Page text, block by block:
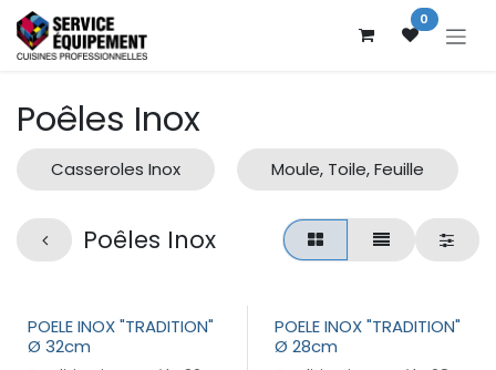
Se rendre au contenu 0
Poêles Inox
Casseroles Inox Moule, Toile, Feuille
Poêles Inox
POELE INOX "TRADITION"
Ø 32cm
POELE INOX "TRADITION"
Ø 28cm